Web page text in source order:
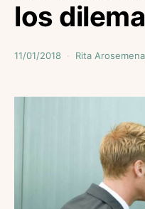
los
11/01/2018 Rita